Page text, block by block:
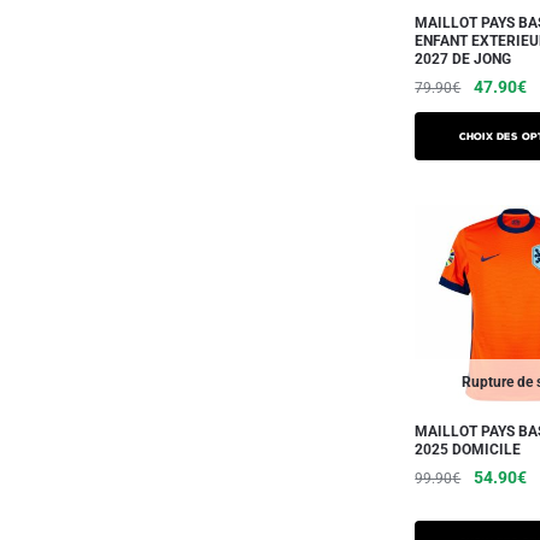
sur
la
page
du
produit
MAILLOT PAYS
ENFANT
2027 DE JONG
79.90€
Le
prix
initial
était :
47.90€Le
Choix des
produit
plusieurs
variations.
Les
options
peuvent
choisies
sur
la
page
du
Rupture de
MAILLOT PAYS
2025 DOMICILE
99.90€
Le
54.90€Le
Ce